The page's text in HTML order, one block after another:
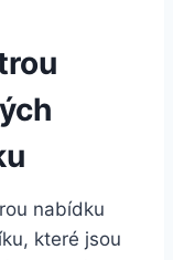
nabídku
které jsou